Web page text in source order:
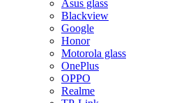
Asus glass
Blackview
Google
Honor
Motorola glass
OnePlus
OPPO
Realme